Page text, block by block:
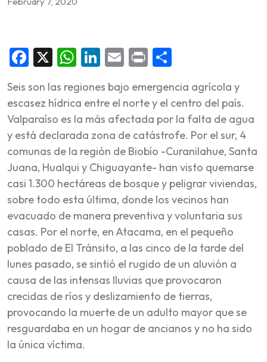
Facebook
X WhatsApp
LinkedIn
Email
Print
Seis son las regiones bajo emergencia agrícola y
escasez hídrica entre el norte y el centro del país.
Valparaíso es la más afectada por la falta de agua
y está declarada zona de catástrofe. Por el sur, 4
comunas de la región de Biobío -Curanilahue, Santa
Juana, Hualqui y Chiguayante- han visto quemarse
casi 1.300 hectáreas de bosque y peligrar viviendas,
sobre todo esta última, donde los vecinos han
evacuado de manera preventiva y voluntaria sus
casas. Por el norte, en Atacama, en el pequeño
poblado de El Tránsito, a las cinco de la tarde del
lunes pasado, se sintió el rugido de un aluvión a
causa de las intensas lluvias que provocaron
crecidas de ríos y deslizamiento de tierras,
provocando la muerte de un adulto mayor que se
resguardaba en un hogar de ancianos y no ha sido
la única víctima.